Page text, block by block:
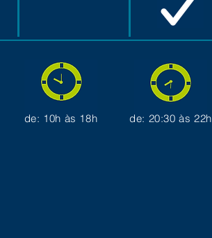
de: 10h às 18h de: 20:30 às 22h